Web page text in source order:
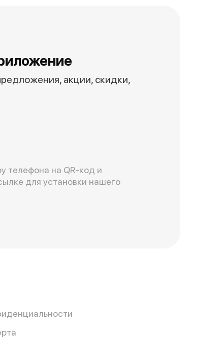
акции, скидки,
телефона на QR-код и
для установки нашего